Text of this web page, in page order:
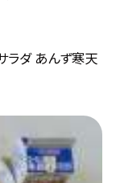
ラダ あんず寒天